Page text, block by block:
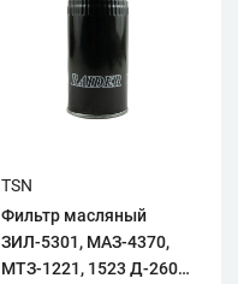
TSN
Фильтр масляный
ЗИЛ-5301, МАЗ-4370,
МТЗ-1221, 1523 Д-260